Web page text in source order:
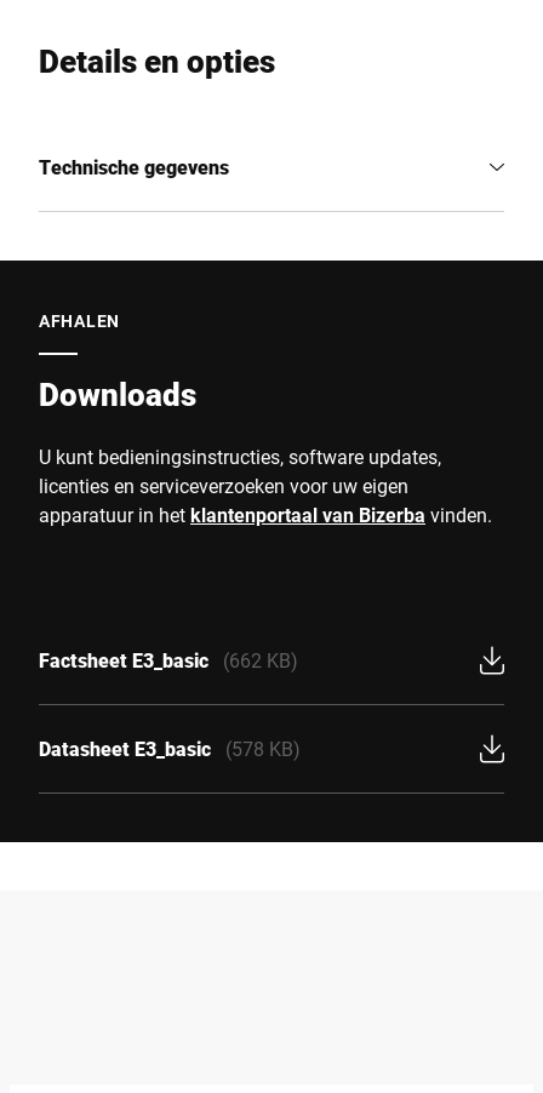
Details en opties
Technische gegevens
AFHALEN
Downloads
U kunt bedieningsinstructies, software updates,
licenties en serviceverzoeken voor uw eigen
apparatuur in hetklantenportaal van Bizerba vinden.
Factsheet E3_basic (662 KB)
Datasheet E3_basic (578 KB)